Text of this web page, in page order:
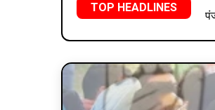
TOP HEADLINES